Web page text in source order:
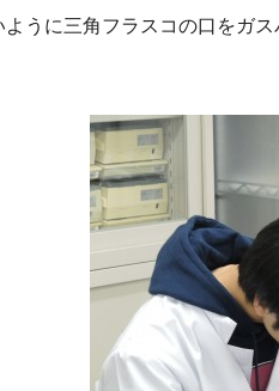
うに三角フラスコの口をガ